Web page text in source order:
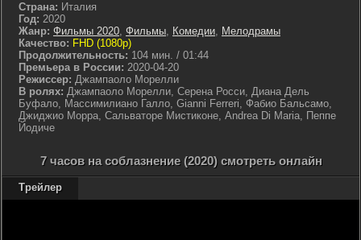
Страна: Италия
Год: 2020
Жанр: Фильмы 2020, Фильмы, Комедии, Мелодрамы
Качество: FHD (1080p)
Продолжительность: 104 мин. / 01:44
Премьера в России: 2020-04-20
Режиссер: Джампаоло Морелли
В ролях: Джампаоло Морелли, Серена Росси, Диана Дель
Буфало, Массимилиано Галло, Gianni Ferreri, Фабио Бальсамо,
Джиджио Морра, Сальваторе Мистиконе, Andrea Di Maria, Пеппе
Йодиче
7 часов на соблазнение (2020) смотреть онлайн
Трейлер